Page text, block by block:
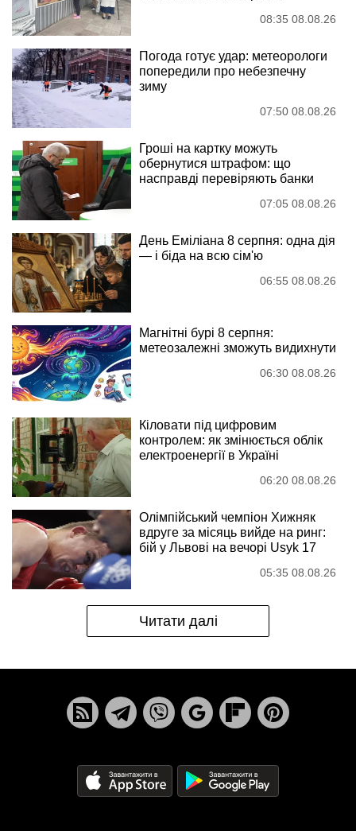
08:35 08.08.26
Погода готує удар: метеорологи
попередили про небезпечну
зиму
07:50 08.08.26
Гроші на картку можуть
обернутися штрафом: що
насправді перевіряють банки
07:05 08.08.26
День Еміліана 8 серпня: одна дія
— і біда на всю сім'ю
06:55 08.08.26
Магнітні бурі 8 серпня:
метеозалежні зможуть видихнути
06:30 08.08.26
Кіловати під цифровим
контролем: як змінюється облік
електроенергії в Україні
06:20 08.08.26
Олімпійський чемпіон Хижняк
вдруге за місяць вийде на ринг:
бій у Львові на вечорі Usyk 17
05:35 08.08.26
Читати далі